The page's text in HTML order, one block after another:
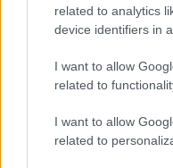
related to analytics
device identifiers in
I want to allow
related to
I want to allow
related to